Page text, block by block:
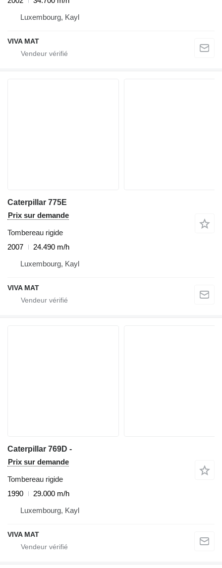
Luxembourg, Kayl
VIVA MAT
Caterpillar 775E
Prix sur demande
Tombereau rigide
2007
24.490 m/h
Luxembourg, Kayl
VIVA MAT
Caterpillar 769D -
Prix sur demande
Tombereau rigide
1990
29.000 m/h
Luxembourg, Kayl
VIVA MAT